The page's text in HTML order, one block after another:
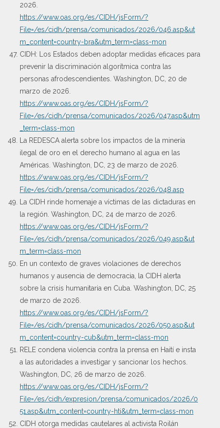
2026.
https://www.oas.org/es/CIDH/jsForm/?
File=/es/cidh/prensa/comunicados/2026/046.asp&ut
m_content=country-bra&utm_term=class-mon
CIDH: Los Estados deben adoptar medidas eficaces para
prevenir la discriminación algorítmica contra las
personas afrodescendientes. Washington, DC, 20 de
marzo de 2026.
https://www.oas.org/es/CIDH/jsForm/?
File=/es/cidh/prensa/comunicados/2026/047.asp&utm
_term=class-mon
La REDESCA alerta sobre los impactos de la minería
ilegal de oro en el derecho humano al agua en las
Américas. Washington, DC, 23 de marzo de 2026.
https://www.oas.org/es/CIDH/jsForm/?
File=/es/cidh/prensa/comunicados/2026/048.asp
La CIDH rinde homenaje a víctimas de las dictaduras en
la región. Washington, DC, 24 de marzo de 2026.
https://www.oas.org/es/CIDH/jsForm/?
File=/es/cidh/prensa/comunicados/2026/049.asp&ut
m_term=class-mon
En un contexto de graves violaciones de derechos
humanos y ausencia de democracia, la CIDH alerta
sobre la crisis humanitaria en Cuba. Washington, DC, 25
de marzo de 2026.
https://www.oas.org/es/CIDH/jsForm/?
File=/es/cidh/prensa/comunicados/2026/050.asp&ut
m_content=country-cub&utm_term=class-mon
RELE condena violencia contra la prensa en Haití e insta
a las autoridades a investigar y sancionar los hechos.
Washington, DC, 26 de marzo de 2026.
https://www.oas.org/es/CIDH/jsForm/?
File=/es/cidh/expresion/prensa/comunicados/2026/0
51.asp&utm_content=country-hti&utm_term=class-mon
CIDH otorga medidas cautelares al activista Roilán